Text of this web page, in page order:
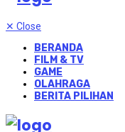
✕ Close
BERANDA
FILM & TV
GAME
OLAHRAGA
BERITA PILIHAN